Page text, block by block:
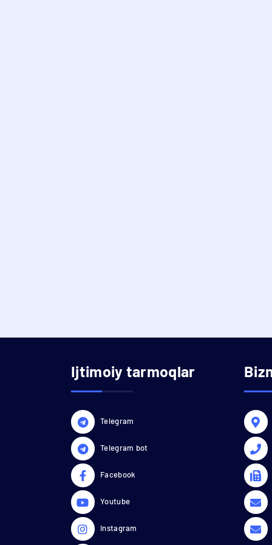
Ijtimoiy tarmoqlar
Telegram
Telegram bot
Facebook
Youtube
Instagram